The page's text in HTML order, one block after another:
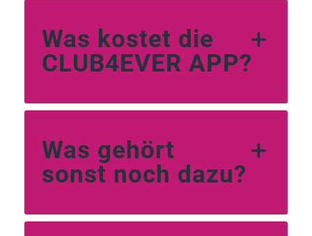
Was kostet die
CLUB4EVER APP?
Was gehört
sonst noch dazu?